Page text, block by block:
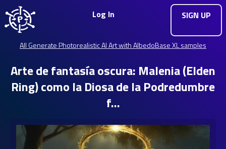
Log In SIGN UP
All Generate Photorealistic AI Art with AlbedoBase XL samples
Arte de fantasía oscura: Malenia (Elden
Ring) como la Diosa de la Podredumbre
f…